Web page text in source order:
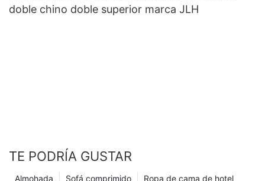
doble chino doble superior marca JLH
TE PODRÍA GUSTAR
Ropa de cama de hotel
Sofá comprimido
Almohada